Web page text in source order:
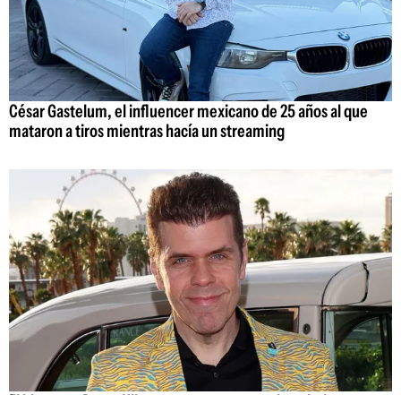
César Gastelum, el influencer mexicano de 25 años al que
mataron a tiros mientras hacía un streaming